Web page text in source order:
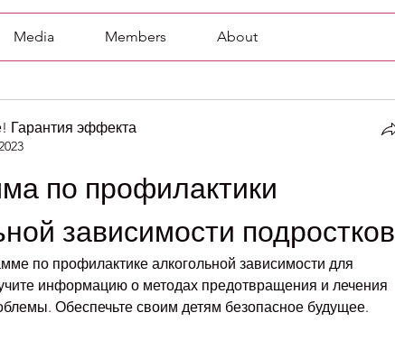
Media Members About
Гарантия эффекта
по профилактики
зависимости подростков
по профилактике алкогольной зависимости для
информацию о методах предотвращения и лечения
Обеспечьте своим детям безопасное будущее.